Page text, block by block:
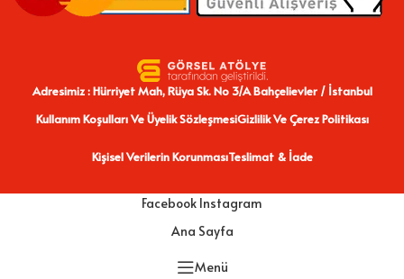
Adresimiz : Hürriyet Mah, Rüya Sk. No 3/A Bahçelievler / İstanbul
Kullanım Koşulları Ve Üyelik SözleşmesiGizlilik Ve Çerez Politikası
Kişisel Verilerin KorunmasıTeslimat & İade
Facebook Instagram
Ana Sayfa
Menü